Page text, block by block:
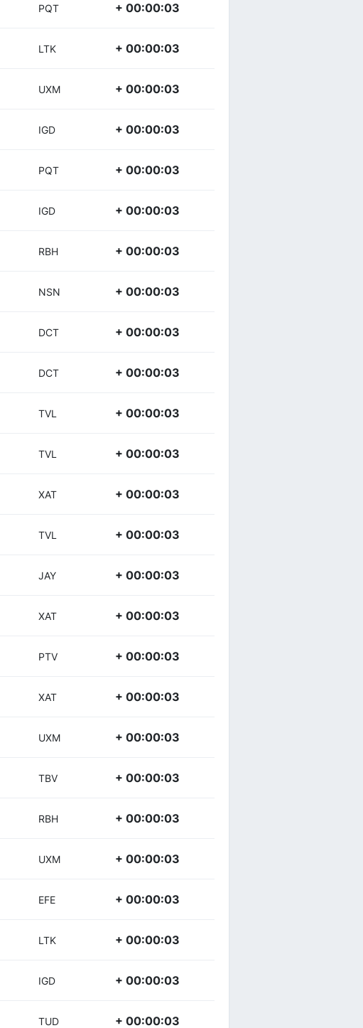
PQT + 00:00:03
LTK + 00:00:03
UXM + 00:00:03
IGD + 00:00:03
PQT + 00:00:03
IGD + 00:00:03
RBH + 00:00:03
NSN + 00:00:03
DCT + 00:00:03
DCT + 00:00:03
TVL + 00:00:03
TVL + 00:00:03
XAT + 00:00:03
TVL + 00:00:03
JAY + 00:00:03
XAT + 00:00:03
PTV + 00:00:03
XAT + 00:00:03
UXM + 00:00:03
TBV + 00:00:03
RBH + 00:00:03
UXM + 00:00:03
EFE + 00:00:03
LTK + 00:00:03
IGD + 00:00:03
TUD + 00:00:03